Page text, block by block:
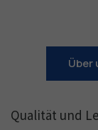
Über
Qualität und